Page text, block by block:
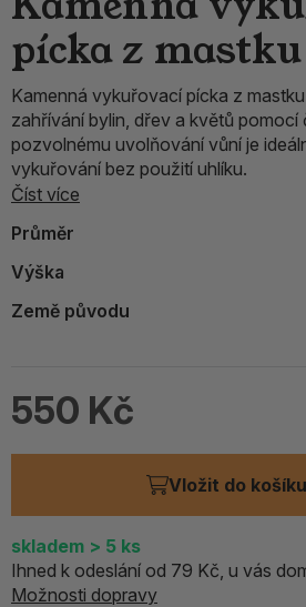
pícka z mastku
Kamenná vykuřovací pícka z
zahřívání bylin, dřev a květů
pozvolnému uvolňování vůní je
vykuřování bez použití uhlíku.
Číst více
Průměr
Výška
Země původu
550 Kč
Vložit do košíku
skladem > 5 ks
Ihned k odeslání od 79 Kč, u vás
Možnosti dopravy